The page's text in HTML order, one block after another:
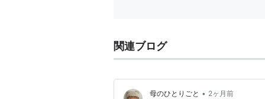
関連ブログ
母のひとりごと • 2ヶ月前